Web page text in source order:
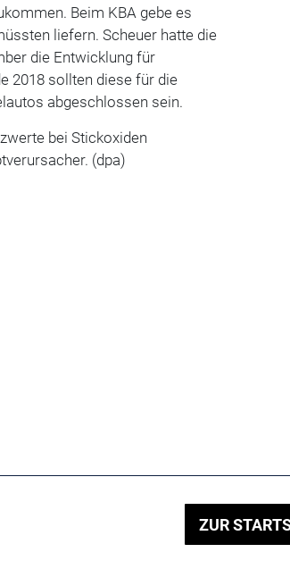
Beim KBA gebe es
liefern. Scheuer hatte die
die Entwicklung für
2018 sollten diese für die
abgeschlossen sein.
bei Stickoxiden
(dpa)
ZUR